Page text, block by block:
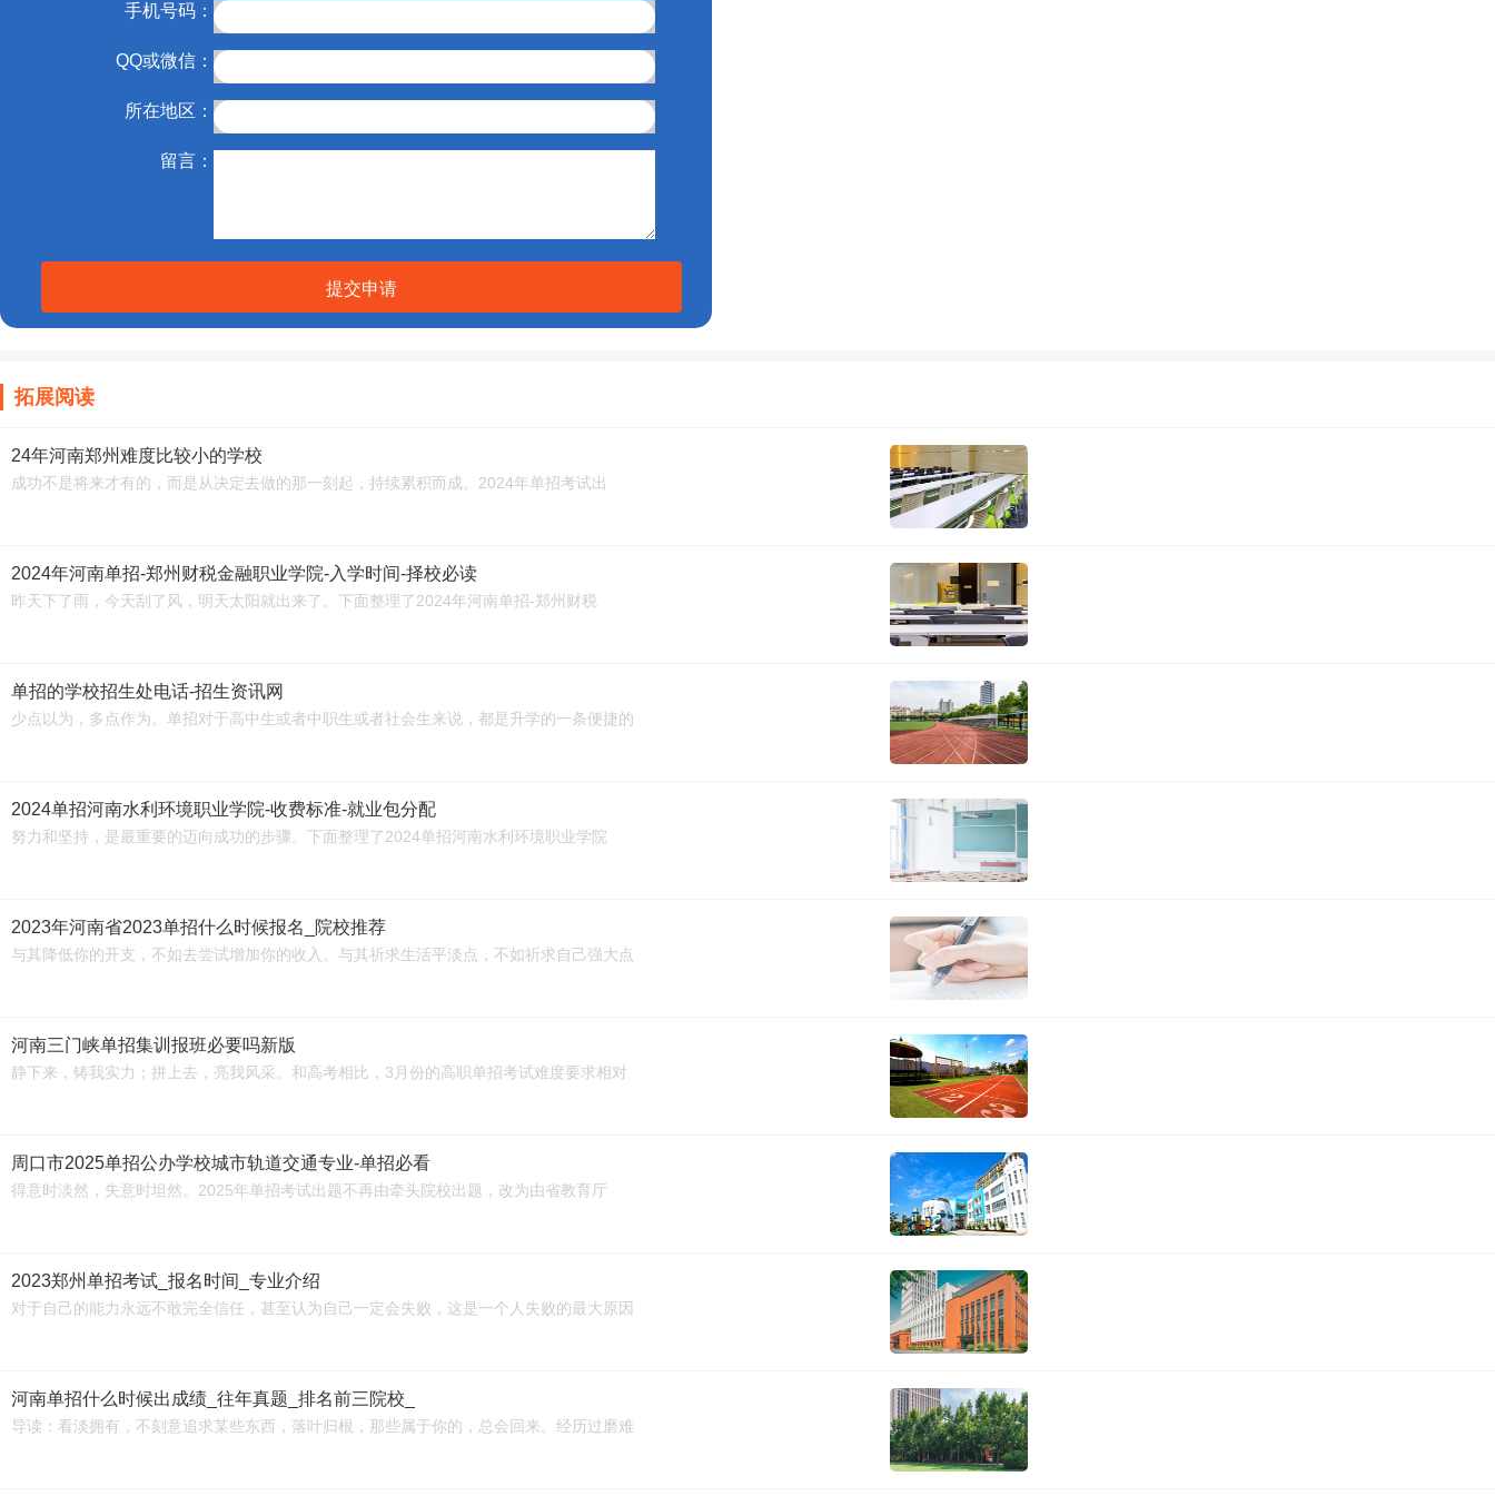
手机号码：
QQ或微信：
所在地区：
留言：
提交申请
拓展阅读
24年河南郑州难度比较小的学校
成功不是将来才有的，而是从决定去做的那一刻起，持续累积而成。2024年单招考试出
2024年河南单招-郑州财税金融职业学院-入学时间-择校必读
昨天下了雨，今天刮了风，明天太阳就出来了。下面整理了2024年河南单招-郑州财税
单招的学校招生处电话-招生资讯网
少点以为，多点作为。单招对于高中生或者中职生或者社会生来说，都是升学的一条便捷的
2024单招河南水利环境职业学院-收费标准-就业包分配
努力和坚持，是最重要的迈向成功的步骤。下面整理了2024单招河南水利环境职业学院
2023年河南省2023单招什么时候报名_院校推荐
与其降低你的开支，不如去尝试增加你的收入。与其祈求生活平淡点，不如祈求自己强大点
河南三门峡单招集训报班必要吗新版
静下来，铸我实力；拼上去，亮我风采。和高考相比，3月份的高职单招考试难度要求相对
周口市2025单招公办学校城市轨道交通专业-单招必看
得意时淡然，失意时坦然。2025年单招考试出题不再由牵头院校出题，改为由省教育厅
2023郑州单招考试_报名时间_专业介绍
对于自己的能力永远不敢完全信任，甚至认为自己一定会失败，这是一个人失败的最大原因
河南单招什么时候出成绩_往年真题_排名前三院校_
导读：看淡拥有，不刻意追求某些东西，落叶归根，那些属于你的，总会回来。经历过磨难